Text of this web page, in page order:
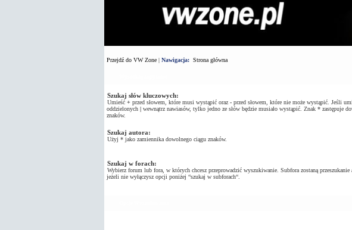
Przejdź do VW Zone| Nawigacja: Strona główna
Szukaj słów kluczowych:
Umieść +przed słowem, które musi wystąpić oraz -przed słowem, które nie może wystąpić. Jeśli
oddzielonych |wewnątrz nawiasów, tylko jedno ze słów będzie musiało wystąpić. Znak * zastępuje
znaków.
Szukaj autora:
Użyj * jako zamiennika dowolnego ciągu znaków.
Szukaj w forach:
Wybierz forum lub fora, w których chcesz przeprowadzić wyszukiwanie. Subfora zostaną przeszukanie
jeżeli nie wyłączysz opcji poniżej “szukaj w subforach“.